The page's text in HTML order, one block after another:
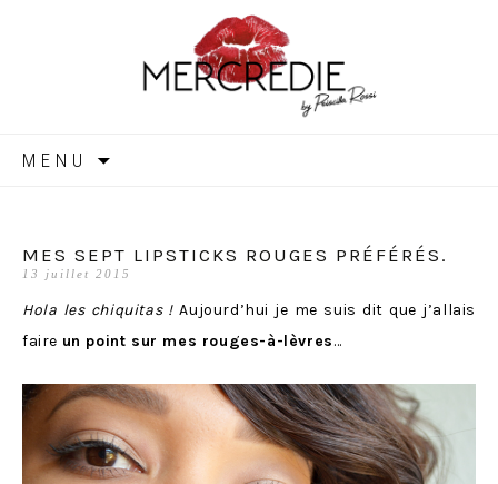
MERCREDIE
MENU
MES SEPT LIPSTICKS ROUGES PRÉFÉRÉS.
13 juillet 2015
Hola les chiquitas !Aujourd’hui je me suis dit que j’allais
faire un point sur mes rouges-à-lèvres…